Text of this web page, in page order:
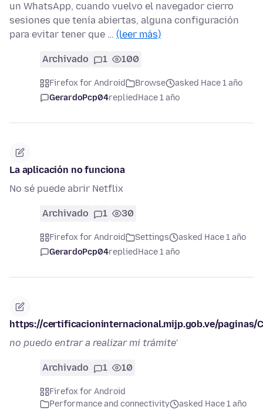
un WhatsApp, cuando vuelvo el navegador cierro
sesiones que tenía abiertas, alguna configuración
para evitar tener que … (leer más)
Archivado 1 100
Firefox for Android Browse
asked Hace 1 año
GerardoPcp04repliedHace 1 año
La aplicación no funciona
No sé puede abrir Netflix
Archivado 1 30
Firefox for Android Settings
asked Hace 1 año
GerardoPcp04repliedHace 1 año
https://certificacioninternacional.mijp.gob.ve/paginas/
no puedo entrar a realizar mi trámite'
Archivado 1 10
Firefox for Android
Performance and connectivity
asked Hace 1 año